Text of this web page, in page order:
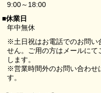
9:00～18:00
■休業日
年中無休
※土日祝はお電話でのお問い
せん。ご用の方はメールに
します。
※営業時間外のお問い合わせ
す。